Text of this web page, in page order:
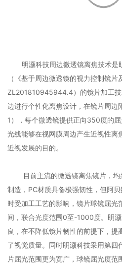
明灏科技周边微透镜离焦技术是
（《基于周边微透镜的视力控制镜片
ZL201810945944.4）的镜片加工技
边进行个性化离焦设计，在镜片周
1），每个微透镜提供正向350度的
光线能够在视网膜周边产生近视性离
近视发展的目的。
目前主流的微透镜离焦镜片，
制造，PC材质具备极强韧性，但阿
时受加工工艺的影响，镜片球镜屈
间，联合光度范围0至-1000度。眀
良，在不降低镜片韧性的前提下，提
了视觉质量。同时眀灏科技采用第四
片屈光范围更为宽广，球镜屈光度